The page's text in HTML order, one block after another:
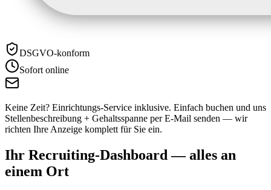
DSGVO-konform
Sofort online
Keine Zeit? Einrichtungs-Service inklusive. Einfach buchen und uns
Stellenbeschreibung + Gehaltsspanne per E-Mail senden — wir
richten Ihre Anzeige komplett für Sie ein.
Ihr Recruiting-Dashboard — alles an
einem Ort